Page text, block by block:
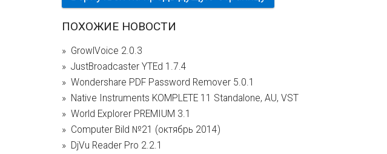
ПОХОЖИЕ НОВОСТИ
GrowlVoice 2.0.3
JustBroadcaster YTEd 1.7.4
Wondershare PDF Password Remover 5.0.1
Native Instruments KOMPLETE 11 Standalone, AU, VST
World Explorer PREMIUM 3.1
Computer Bild №21 (октябрь 2014)
DjVu Reader Pro 2.2.1